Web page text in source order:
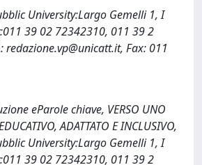
University:Largo Gemelli 1, I
39 02 72342310, 011 39 2
redazione.vp@unicatt.it, Fax: 011
eParole chiave, VERSO UNO
ADATTATO E INCLUSIVO,
University:Largo Gemelli 1, I
39 02 72342310, 011 39 2